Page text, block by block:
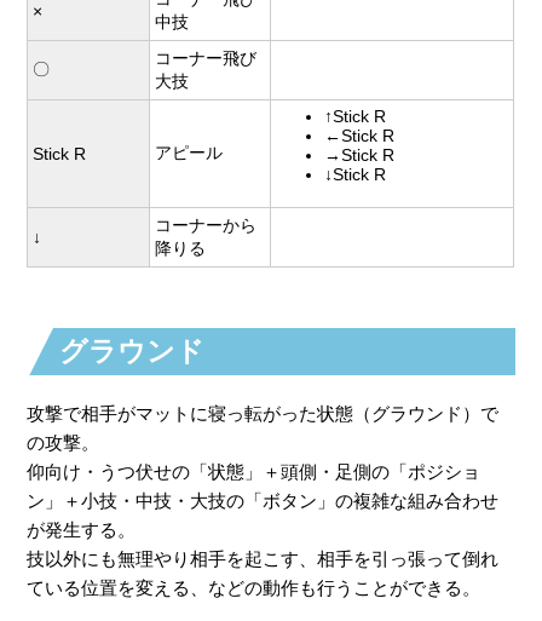
×
中技
〇
コーナー飛び
大技
Stick R アピール
↑Stick R
←Stick R
→Stick R
↓Stick R
↓
コーナーから
降りる
グラウンド
攻撃で相手がマットに寝っ転がった状態（グラウンド）で
の攻撃。
仰向け・うつ伏せの「状態」＋頭側・足側の「ポジショ
ン」＋小技・中技・大技の「ボタン」の複雑な組み合わせ
が発生する。
技以外にも無理やり相手を起こす、相手を引っ張って倒れ
ている位置を変える、などの動作も行うことができる。